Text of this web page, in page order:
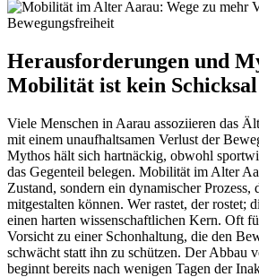
Herausforderungen und
Mobilität ist kein Schicksal
Viele Menschen in Aarau assoziieren das
mit einem unaufhaltsamen Verlust der
Mythos hält sich hartnäckig, obwohl
das Gegenteil belegen. Mobilität im Alter
Zustand, sondern ein dynamischer
mitgestalten können. Wer rastet, der rostet;
einen harten wissenschaftlichen Kern. Oft
Vorsicht zu einer Schonhaltung, die den
schwächt statt ihn zu schützen. Der Abbau
beginnt bereits nach wenigen Tagen der